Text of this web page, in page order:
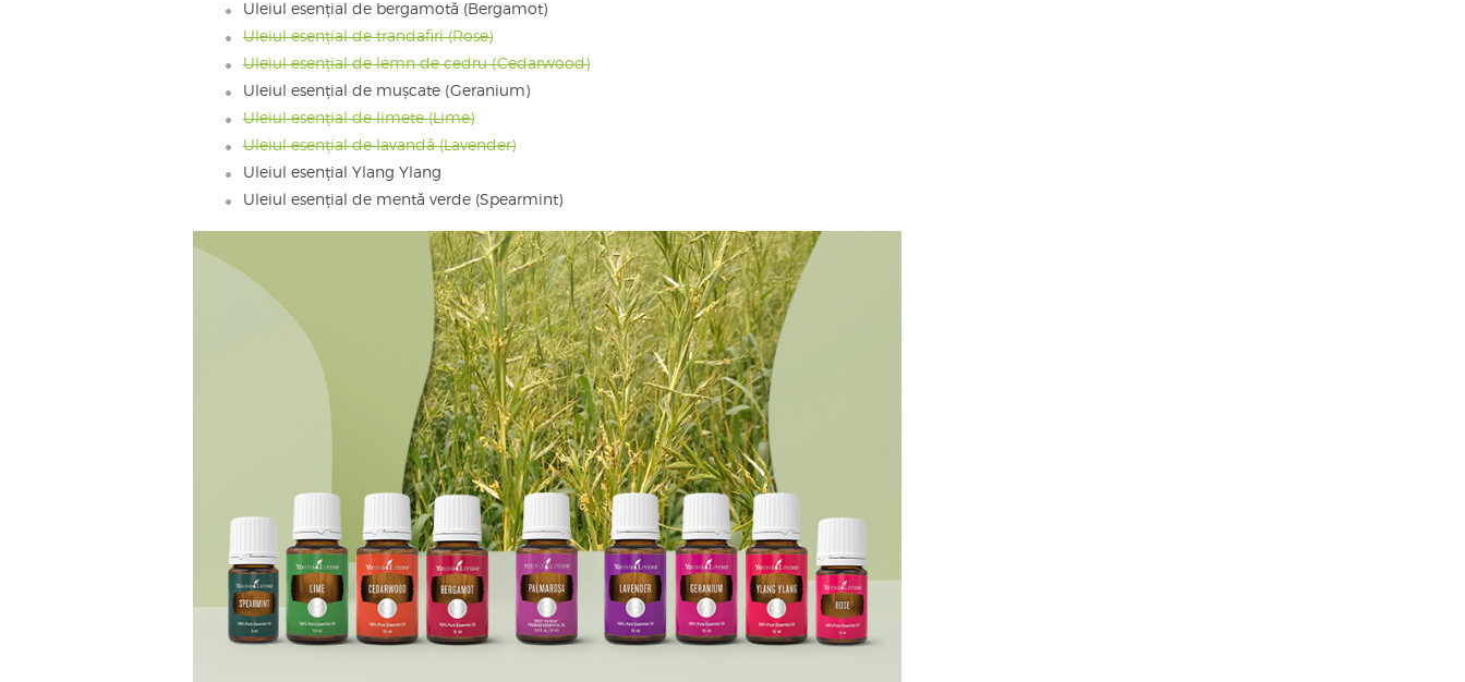
Uleiul esențial de bergamotă (Bergamot)
Uleiul esențial de trandafiri (Rose)
Uleiul esențial de lemn de cedru (Cedarwood)
Uleiul esențial de mușcate (Geranium)
Uleiul esențial de limete (Lime)
Uleiul esențial de lavandă (Lavender)
Uleiul esențial Ylang Ylang
Uleiul esențial de mentă verde (Spearmint)